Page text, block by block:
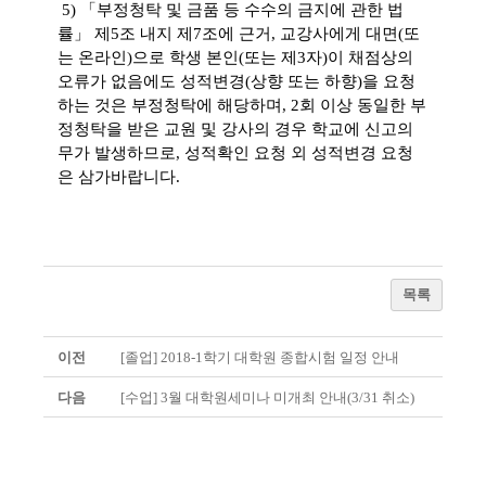
5) 「부정청탁 및 금품 등 수수의 금지에 관한 법
률」 제5조 내지 제7조에 근거, 교강사에게 대면(또
는 온라인)으로 학생 본인(또는 제3자)이 채점상의
오류가 없음에도 성적변경(상향 또는 하향)을 요청
하는 것은 부정청탁에 해당하며, 2회 이상 동일한 부
정청탁을 받은 교원 및 강사의 경우 학교에 신고의
무가 발생하므로, 성적확인 요청 외 성적변경 요청
은 삼가바랍니다.
목록
이전 [졸업] 2018-1학기 대학원 종합시험 일정 안내
다음 [수업] 3월 대학원세미나 미개최 안내(3/31 취소)